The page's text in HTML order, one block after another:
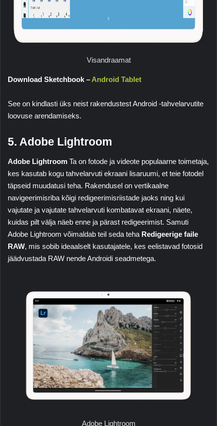
Visandraamat
Download Sketchbook – Android Tablet
See on kindlasti üks neist rakendustest Android -tahvelarvutite
loovuse arendamiseks.
5. Adobe Lightroom
Adobe Lightroom Ta on fotode ja videote populaarne toimetaja,
kes kasutab kogu tahvelarvuti ekraani lisaruumi, et teie fotodel
täpseid muudatusi teha. Rakendusel on vertikaalne
navigeerimisriba kõigi redigeerimisriistade jaoks ning kui
vajutate ja vajutate tahvelarvuti kombatavat ekraani, näete,
kuidas pilt välja näeb enne ja pärast redigeerimist. Samuti
Adobe Lightroom võimaldab teil seda teha Redigeerige faile
RAW, mis sobib ideaalselt kasutajatele, kes eelistavad fotosid
jäädvustada RAW nende Androidi seadmetega.
Adobe Lightroom